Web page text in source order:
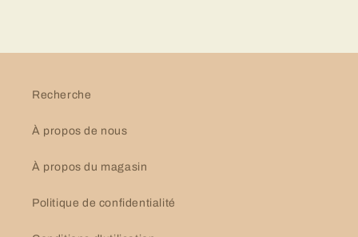
Recherche
À propos de nous
À propos du magasin
Politique de confidentialité